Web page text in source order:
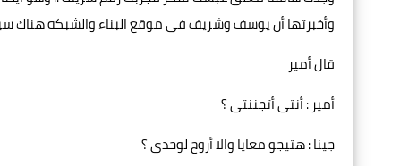
وأخبرتها أن يوسف وشريف فى موقع البناء والشبكه هناك
قال أمير
أمير : أنتى أتجننتى ؟
جينا : هتيجو معايا والا أروح لوحدى ؟